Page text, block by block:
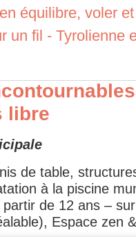
équilibre, voler et
un fil - Tyrolienne
libre
de table,
à la piscine
de 12 ans – sur
Espace zen